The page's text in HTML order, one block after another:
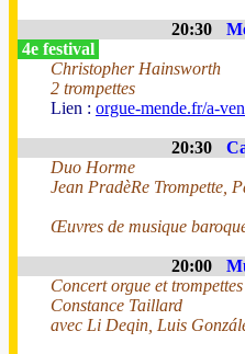
20:30
4e festival
Christopher Hainsworth
2 trompettes
Lien : orgue-mende.fr/a-
20:30
Duo Horme
Jean PradèRe Trompette,
Œuvres de musique
20:00
Concert orgue et trompettes
Constance Taillard
avec Li Deqin, Luis